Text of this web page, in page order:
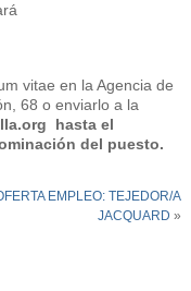
vitae en la Agencia de
68 o enviarlo a la
hasta el
del puesto.
EMPLEO: TEJEDOR/A
JACQUARD »